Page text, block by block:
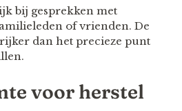
bij gesprekken met
of vrienden. De
dan het precieze punt
voor herstel